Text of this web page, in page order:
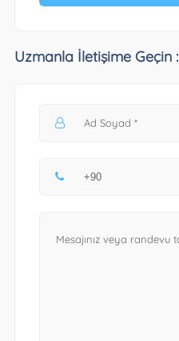
Uzmanla İletişime Geçin :